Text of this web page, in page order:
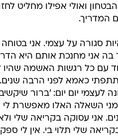
ואולי אפילו מחליט
המדריך.
סגורה על עצמי. אני
בה אני מחנכת אותם היא
עם כל רגשות האשמה
כאמא לפני הרבה
לעצמי יום יום: 'ברור
השאלה האלו מאפשרת לי
אני עסוקה בקריאה שלי
שלי תלוי בי. אין לי